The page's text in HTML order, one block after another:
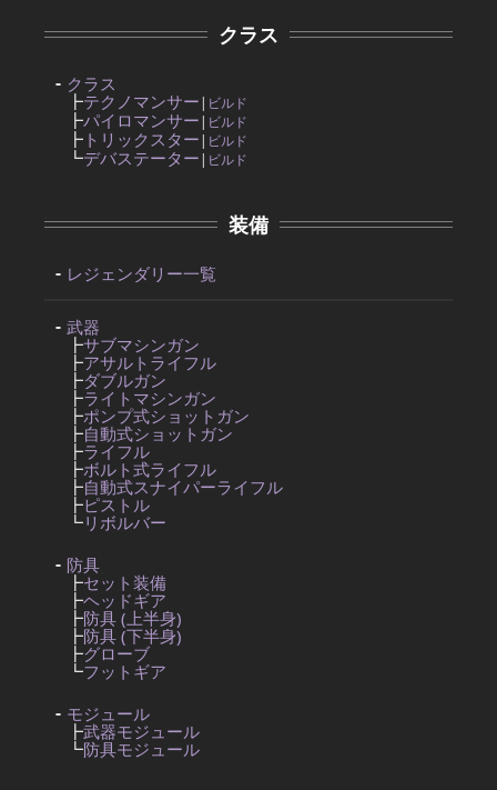
クラス
クラス
┣テクノマンサー| ビルド
┣パイロマンサー| ビルド
┣ トリックスター| ビルド
┗デバステーター| ビルド
装備
レジェンダリー一覧
武器
┣サブマシンガン
┣アサルトライフル
┣ダブルガン
┣ライトマシンガン
┣ポンプ式ショットガン
┣自動式ショットガン
┣ライフル
┣ボルト式ライフル
┣自動式スナイパーライフル
┣ピストル
┗リボルバー
防具
┣セット装備
┣ヘッドギア
┣防具 (上半身)
┣防具 (下半身)
┣グローブ
┗フットギア
モジュール
┣武器モジュール
┗防具モジュール